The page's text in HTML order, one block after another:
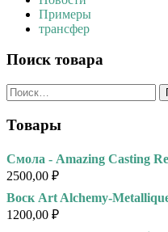
Примеры
трансфер
Поиск товара
Найти:
Товары
Смола - Amazing Casting
2500,00 ₽
Воск Art Alchemy-
1200,00 ₽